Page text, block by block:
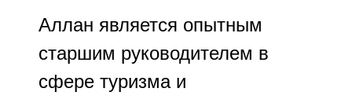
Аллан является опытным
старшим руководителем в
сфере туризма и